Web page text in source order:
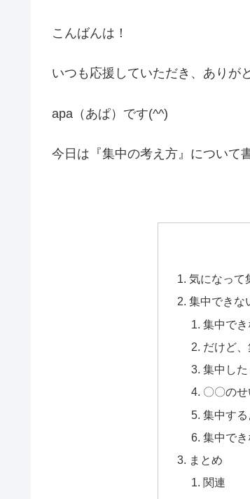
こんばんは！
いつも応援していただき、ありが
apa（あぱ）です(^^)
今日は『集中の考え方』について
気になって
集中できな
集中で
だけど
集中し
〇〇の
集中す
集中で
まとめ
関連